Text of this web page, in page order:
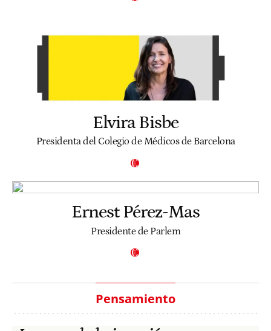
Elvira Bisbe
Presidenta del Colegio de Médicos de Barcelona
Ernest Pérez-Mas
Presidente de Parlem
Pensamiento